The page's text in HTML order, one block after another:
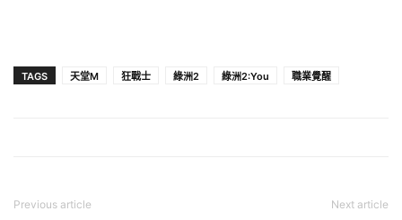
TAGS 天堂M 狂戰士 綠洲2 綠洲2:You 職業覺醒
Previous article Next article